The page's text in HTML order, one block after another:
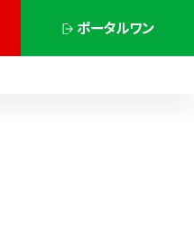
ポータルワン